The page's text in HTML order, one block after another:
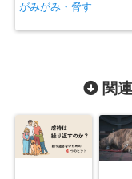
がみがみ・脅す
関